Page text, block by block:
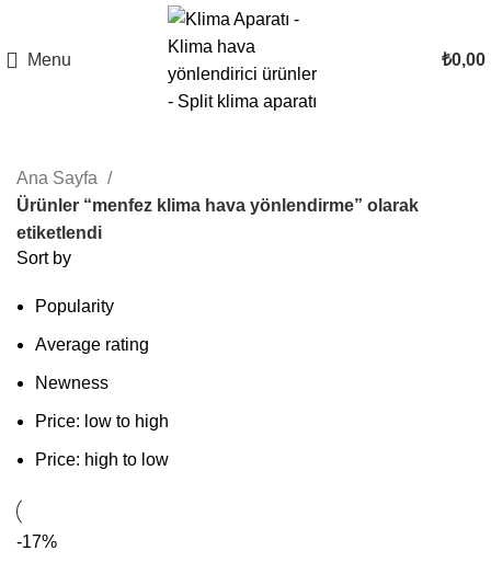
Menu ₺0,00
Ana Sayfa
Ürünler “menfez klima hava yönlendirme” olarak
etiketlendi
Sort by
Popularity
Average rating
Newness
Price: low to high
Price: high to low
-17%